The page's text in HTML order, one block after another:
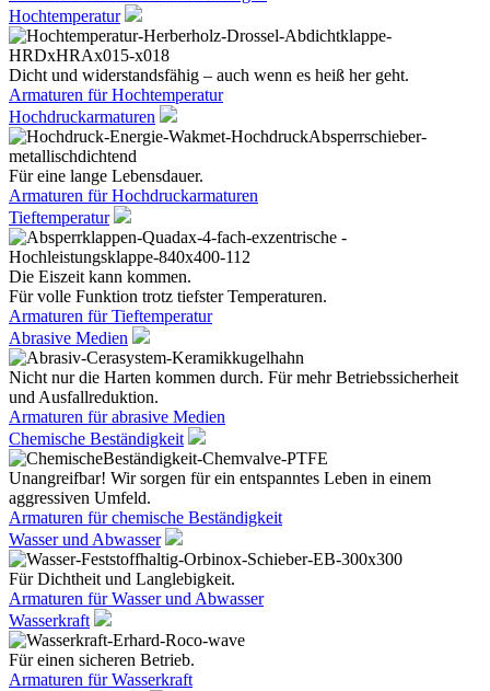
Hochtemperatur
Dicht und widerstandsfähig – auch wenn es heiß her geht.
Armaturen für Hochtemperatur
Hochdruckarmaturen
Für eine lange Lebensdauer.
Armaturen für Hochdruckarmaturen
Tieftemperatur
Die Eiszeit kann kommen.
Für volle Funktion trotz tiefster Temperaturen.
Armaturen für Tieftemperatur
Abrasive Medien
Nicht nur die Harten kommen durch. Für mehr Betriebssicherheit
und Ausfallreduktion.
Armaturen für abrasive Medien
Chemische Beständigkeit
Unangreifbar! Wir sorgen für ein entspanntes Leben in einem
aggressiven Umfeld.
Armaturen für chemische Beständigkeit
Wasser und Abwasser
Für Dichtheit und Langlebigkeit.
Armaturen für Wasser und Abwasser
Wasserkraft
Für einen sicheren Betrieb.
Armaturen für Wasserkraft